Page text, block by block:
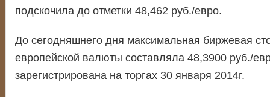
подскочила до отметки 48,462 руб./евро.
До сегодняшнего дня максимальная биржевая
европейской валюты составляла 48,3900 руб./
зарегистрирована на торгах 30 января 2014г.